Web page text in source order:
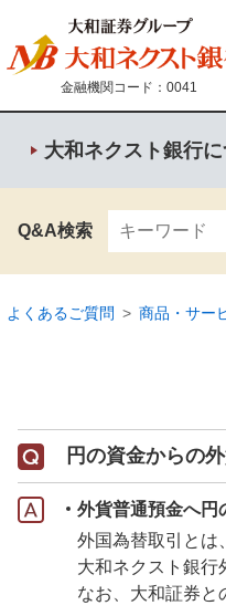
金融機関コード：0041
大和ネクスト銀行
Q&A検索
よくあるご質問 > 商品・サー
円の資金からの
外貨普通預金へ円
外国為替取引とは
大和ネクスト銀行
なお、大和証券と